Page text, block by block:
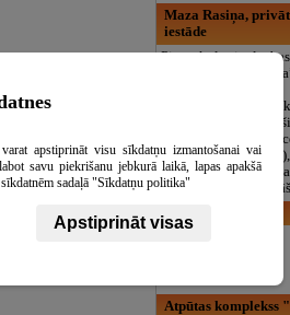
Maza Rasiņa,
iestāde
Pirmsskolas izglītības
iestāde “Maza
Pārdaugavā,
bērniem no 10
līdz 6 gadiem.
programmas (LV/RU),
logopēds, speciālais
teritorija un 3x
LD apartamenti
Atpūtas komplekss
apstiprināt visu sīkdatņu izmantošanai vai
savu piekrišanu jebkurā laikā, lapas apakšā
sadaļā "Sīkdatņu politika"
Apstiprināt visas